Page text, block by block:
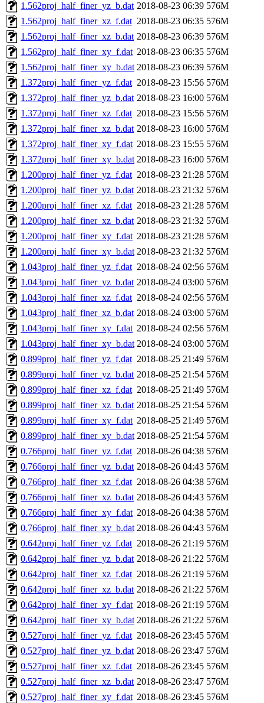
1.562proj_half_finer_yz_b.dat 2018-08-23 06:39 576M
1.562proj_half_finer_xz_f.dat 2018-08-23 06:35 576M
1.562proj_half_finer_xz_b.dat 2018-08-23 06:39 576M
1.562proj_half_finer_xy_f.dat 2018-08-23 06:35 576M
1.562proj_half_finer_xy_b.dat 2018-08-23 06:39 576M
1.372proj_half_finer_yz_f.dat 2018-08-23 15:56 576M
1.372proj_half_finer_yz_b.dat 2018-08-23 16:00 576M
1.372proj_half_finer_xz_f.dat 2018-08-23 15:56 576M
1.372proj_half_finer_xz_b.dat 2018-08-23 16:00 576M
1.372proj_half_finer_xy_f.dat 2018-08-23 15:55 576M
1.372proj_half_finer_xy_b.dat 2018-08-23 16:00 576M
1.200proj_half_finer_yz_f.dat 2018-08-23 21:28 576M
1.200proj_half_finer_yz_b.dat 2018-08-23 21:32 576M
1.200proj_half_finer_xz_f.dat 2018-08-23 21:28 576M
1.200proj_half_finer_xz_b.dat 2018-08-23 21:32 576M
1.200proj_half_finer_xy_f.dat 2018-08-23 21:28 576M
1.200proj_half_finer_xy_b.dat 2018-08-23 21:32 576M
1.043proj_half_finer_yz_f.dat 2018-08-24 02:56 576M
1.043proj_half_finer_yz_b.dat 2018-08-24 03:00 576M
1.043proj_half_finer_xz_f.dat 2018-08-24 02:56 576M
1.043proj_half_finer_xz_b.dat 2018-08-24 03:00 576M
1.043proj_half_finer_xy_f.dat 2018-08-24 02:56 576M
1.043proj_half_finer_xy_b.dat 2018-08-24 03:00 576M
0.899proj_half_finer_yz_f.dat 2018-08-25 21:49 576M
0.899proj_half_finer_yz_b.dat 2018-08-25 21:54 576M
0.899proj_half_finer_xz_f.dat 2018-08-25 21:49 576M
0.899proj_half_finer_xz_b.dat 2018-08-25 21:54 576M
0.899proj_half_finer_xy_f.dat 2018-08-25 21:49 576M
0.899proj_half_finer_xy_b.dat 2018-08-25 21:54 576M
0.766proj_half_finer_yz_f.dat 2018-08-26 04:38 576M
0.766proj_half_finer_yz_b.dat 2018-08-26 04:43 576M
0.766proj_half_finer_xz_f.dat 2018-08-26 04:38 576M
0.766proj_half_finer_xz_b.dat 2018-08-26 04:43 576M
0.766proj_half_finer_xy_f.dat 2018-08-26 04:38 576M
0.766proj_half_finer_xy_b.dat 2018-08-26 04:43 576M
0.642proj_half_finer_yz_f.dat 2018-08-26 21:19 576M
0.642proj_half_finer_yz_b.dat 2018-08-26 21:22 576M
0.642proj_half_finer_xz_f.dat 2018-08-26 21:19 576M
0.642proj_half_finer_xz_b.dat 2018-08-26 21:22 576M
0.642proj_half_finer_xy_f.dat 2018-08-26 21:19 576M
0.642proj_half_finer_xy_b.dat 2018-08-26 21:22 576M
0.527proj_half_finer_yz_f.dat 2018-08-26 23:45 576M
0.527proj_half_finer_yz_b.dat 2018-08-26 23:47 576M
0.527proj_half_finer_xz_f.dat 2018-08-26 23:45 576M
0.527proj_half_finer_xz_b.dat 2018-08-26 23:47 576M
0.527proj_half_finer_xy_f.dat 2018-08-26 23:45 576M